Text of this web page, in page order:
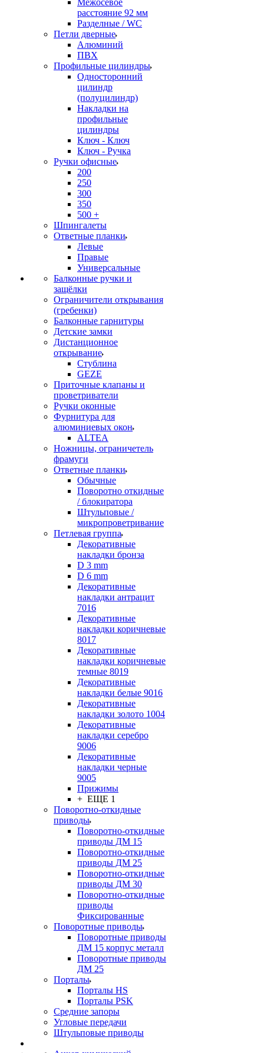
Межосевое
расстояние 92 мм
Разделные / WC
Петли дверные
Алюминий
ПВХ
Профильные цилиндры
Односторонний
цилиндр
(полуцилиндр)
Накладки на
профильные
цилиндры
Ключ - Ключ
Ключ - Ручка
Ручки офисные
200
250
300
350
500 +
Шпингалеты
Ответные планки
Левые
Правые
Универсальные
Балконные ручки и
защёлки
Ограничители открывания
(гребенки)
Балконные гарнитуры
Детские замки
Дистанционное
открывание
Стублина
GEZE
Приточные клапаны и
проветриватели
Ручки оконные
Фурнитура для
алюминиевых окон
ALTEA
Ножницы, ограничетель
фрамуги
Ответные планки
Обычные
Поворотно откидные
/ блокиратора
Штульповые /
микропроветривание
Петлевая группа
Декоративные
накладки бронза
D 3 mm
D 6 mm
Декоративные
накладки антрацит
7016
Декоративные
накладки коричневые
8017
Декоративные
накладки коричневые
темные 8019
Декоративные
накладки белые 9016
Декоративные
накладки золото 1004
Декоративные
накладки серебро
9006
Декоративные
накладки черные
9005
Прижимы
+ ЕЩЕ 1
Поворотно-откидные
приводы
Поворотно-откидные
приводы ДМ 15
Поворотно-откидные
приводы ДМ 25
Поворотно-откидные
приводы ДМ 30
Поворотно-откидные
приводы
Фиксированные
Поворотные приводы
Поворотные приводы
ДМ 15 корпус металл
Поворотные приводы
ДМ 25
Порталы
Порталы HS
Порталы PSK
Средние запоры
Угловые передачи
Штульповые приводы